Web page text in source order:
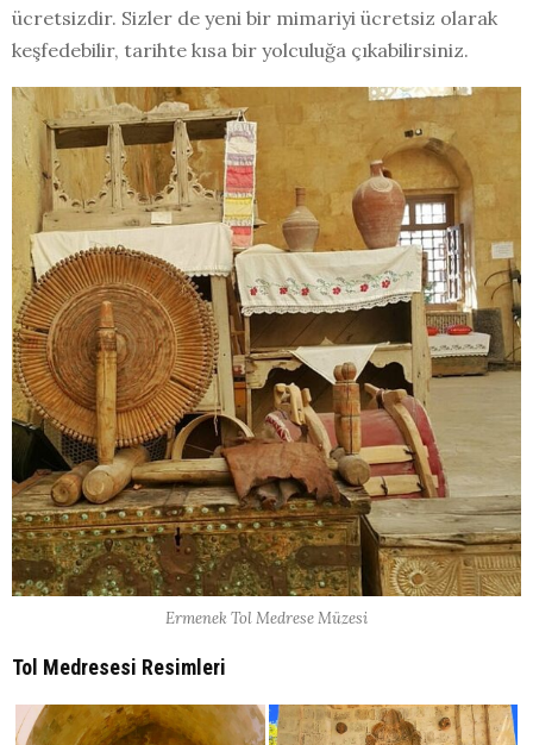
ücretsizdir. Sizler de yeni bir mimariyi ücretsiz olarak
keşfedebilir, tarihte kısa bir yolculuğa çıkabilirsiniz.
Ermenek Tol Medrese Müzesi
Tol Medresesi Resimleri